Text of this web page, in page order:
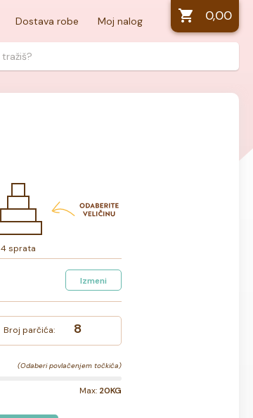
Dostava robe Moj nalog 0,00
4 sprata
Izmeni
Broj parčića: 8
(Odaberi povlačenjem točkića)
Max: 20KG